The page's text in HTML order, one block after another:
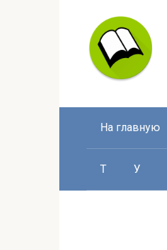
На главную
Т У